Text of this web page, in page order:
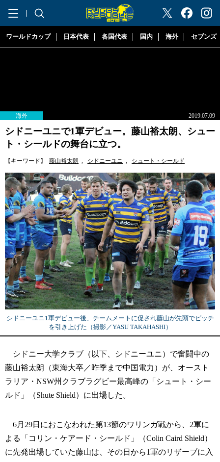
"ラグビーリパブリック"
ワールドカップ 日本代表 各国代表 国内 海外 セブンズ
海外 2019.07.09
シドニーユニで1軍デビュー。藤山裕太朗、シュー
ト・シールドの舞台に立つ。
【キーワード】 藤山裕太朗 , シドニーユニ , シュート・シールド
シドニーユニ1軍デビュー後、チームメートに促され藤山が先頭でピッチ
を引き上げた（撮影／YASU TAKAHASHI）
シドニー大学クラブ（以下、シドニーユニ）で奮闘中の
藤山裕太朗（東海大卒／昨季まで中国電力）が、オースト
ラリア・NSW州クラブラグビー最高峰の「シュート・シー
ルド」（Shute Shield）に出場した。
6月29日におこなわれた第13節のワリンガ戦から、2軍に
よる「コリン・ケアード・シールド」（Colin Caird Shield）
に先発出場していた藤山は、その日から1軍のリザーブに入